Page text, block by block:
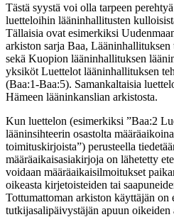
Tästä syystä voi olla tarpeen
luetteloihin lääninhallitusten
Tällaisia ovat esimerkiksi
arkiston sarja Baa,
sekä Kuopion lääninhallituksen
yksiköt Luettelot lääninhallituksen
(Baa:1-Baa:5). Samankaltaisia
Hämeen lääninkanslian arkistosta.
Kun luettelon (esimerkiksi ”Baa:2
lääninsihteerin osastolta
toimituskirjoista”) perusteella
määräaikaisasiakirjoja on lähetetty
voidaan määräaikaisilmoitukset
oikeasta kirjetoisteiden tai
Tottumattoman arkiston käyttäjän on
tutkijasalipäivystäjän apuun